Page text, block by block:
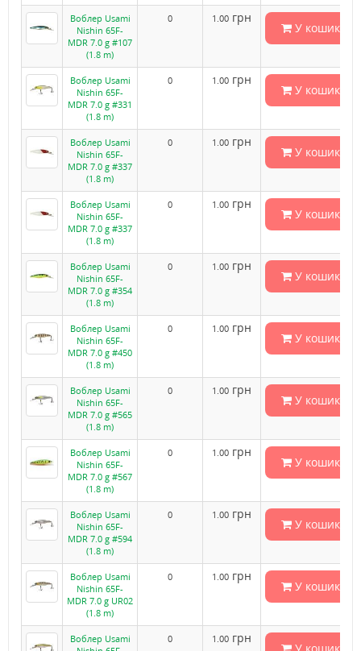
Воблер Usami
Nishin 65F-
MDR 7.0 g #107
(1.8 m)
0 1.00 грн
У кошик
Воблер Usami
Nishin 65F-
MDR 7.0 g #331
(1.8 m)
0 1.00 грн
У кошик
Воблер Usami
Nishin 65F-
MDR 7.0 g #337
(1.8 m)
0 1.00 грн
У кошик
Воблер Usami
Nishin 65F-
MDR 7.0 g #337
(1.8 m)
0 1.00 грн
У кошик
Воблер Usami
Nishin 65F-
MDR 7.0 g #354
(1.8 m)
0 1.00 грн
У кошик
Воблер Usami
Nishin 65F-
MDR 7.0 g #450
(1.8 m)
0 1.00 грн
У кошик
Воблер Usami
Nishin 65F-
MDR 7.0 g #565
(1.8 m)
0 1.00 грн
У кошик
Воблер Usami
Nishin 65F-
MDR 7.0 g #567
(1.8 m)
0 1.00 грн
У кошик
Воблер Usami
Nishin 65F-
MDR 7.0 g #594
(1.8 m)
0 1.00 грн
У кошик
Воблер Usami
Nishin 65F-
MDR 7.0 g UR02
(1.8 m)
0 1.00 грн
У кошик
Воблер Usami
0 1.00 грн